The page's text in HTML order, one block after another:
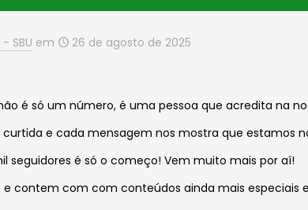
SBU em 26 de agosto de 2025
é só um número, é uma pessoa que acredita na
e cada mensagem nos mostra que estamos
seguidores é só o começo! Vem muito mais por aí!
contem com com conteúdos ainda mais especiais